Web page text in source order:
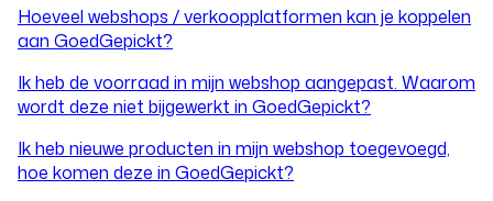
Hoeveel webshops / verkoopplatformen kan je koppelen
aan GoedGepickt?
Ik heb de voorraad in mijn webshop aangepast. Waarom
wordt deze niet bijgewerkt in GoedGepickt?
Ik heb nieuwe producten in mijn webshop toegevoegd,
hoe komen deze in GoedGepickt?